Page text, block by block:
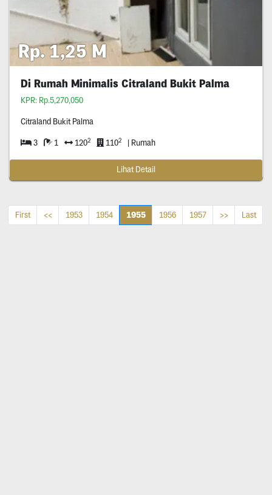
Rp. 1,25 M
Di Rumah Minimalis Citraland Bukit Palma
KPR: Rp.5,270,050
Citraland Bukit Palma
3 1 1202 1102 | Rumah
Lihat Detail
First << 1953 1954 1955 1956 1957 >> Last